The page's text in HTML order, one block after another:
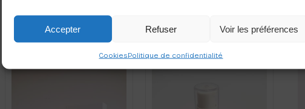
Accepter Refuser Voir les préférences
CookiesPolitique de confidentialité